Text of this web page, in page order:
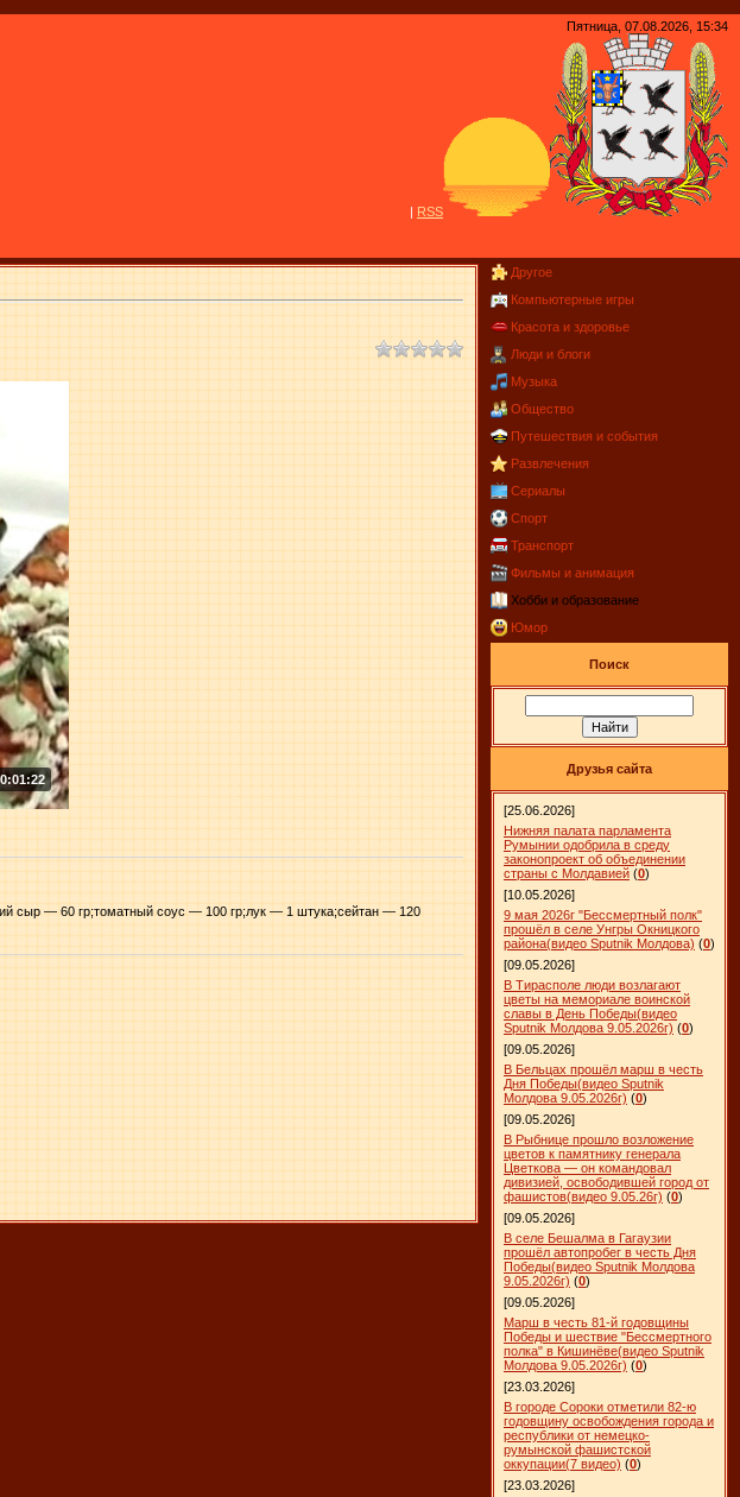
Пятница, 07.08.2026, 15:34
| RSS
сыр — 60 гр;томатный соус — 100 гр;лук — 1 штука;сейтан — 120
Другое
Компьютерные игры
Красота и здоровье
Люди и блоги
Музыка
Общество
Путешествия и события
Развлечения
Сериалы
Спорт
Транспорт
Фильмы и анимация
Хобби и образование
Юмор
Поиск
Друзья сайта
[25.06.2026]
Нижняя палата парламента
Румынии одобрила в среду
законопроект об объединении
страны с Молдавией (0)
[10.05.2026]
9 мая 2026г "Бессмертный полк"
прошёл в селе Унгры Окницкого
района(видео Sputnik Молдова) (0)
[09.05.2026]
В Тирасполе люди возлагают
цветы на мемориале воинской
славы в День Победы(видео
Sputnik Молдова 9.05.2026г) (0)
[09.05.2026]
В Бельцах прошёл марш в честь
Дня Победы(видео Sputnik
Молдова 9.05.2026г) (0)
[09.05.2026]
В Рыбнице прошло возложение
цветов к памятнику генерала
Цветкова — он командовал
дивизией, освободившей город от
фашистов(видео 9.05.26г) (0)
[09.05.2026]
В селе Бешалма в Гагаузии
прошёл автопробег в честь Дня
Победы(видео Sputnik Молдова
9.05.2026г) (0)
[09.05.2026]
Марш в честь 81-й годовщины
Победы и шествие "Бессмертного
полка" в Кишинёве(видео Sputnik
Молдова 9.05.2026г) (0)
[23.03.2026]
В городе Сороки отметили 82-ю
годовщину освобождения города и
республики от немецко-
румынской фашистской
оккупации(7 видео) (0)
[23.03.2026]